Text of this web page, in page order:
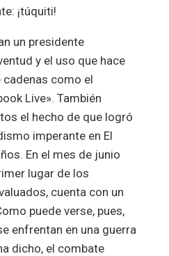
¡túquiti!
un presidente
y el uso que hace
cadenas como el
Live». También
el hecho de que logró
imperante en El
En el mes de junio
lugar de los
cuenta con un
puede verse, pues,
enfrentan en una guerra
dicho, el combate